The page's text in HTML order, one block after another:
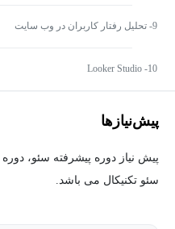
پیش‌نیاز‌ها
پیش نیاز دوره پیشرفته سئو،
سئو تکنیکال می باشد.